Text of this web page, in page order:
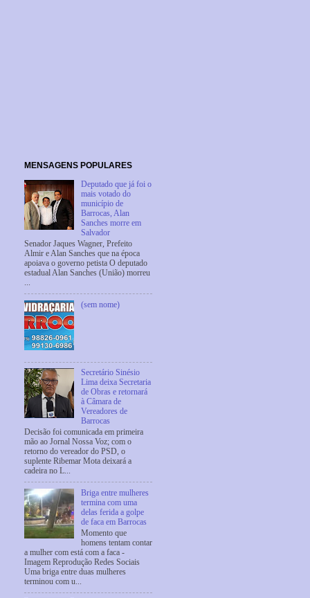
MENSAGENS POPULARES
Deputado que já foi o
mais votado do
município de
Barrocas, Alan
Sanches morre em
Salvador
Senador Jaques Wagner, Prefeito
Almir e Alan Sanches que na época
apoiava o governo petista O deputado
estadual Alan Sanches (União) morreu
...
(sem nome)
Secretário Sinésio
Lima deixa Secretaria
de Obras e retornará
à Câmara de
Vereadores de
Barrocas
Decisão foi comunicada em primeira
mão ao Jornal Nossa Voz; com o
retorno do vereador do PSD, o
suplente Ribemar Mota deixará a
cadeira no L...
Briga entre mulheres
termina com uma
delas ferida a golpe
de faca em Barrocas
Momento que
homens tentam contar
a mulher com está com a faca -
Imagem Reprodução Redes Sociais
Uma briga entre duas mulheres
terminou com u...